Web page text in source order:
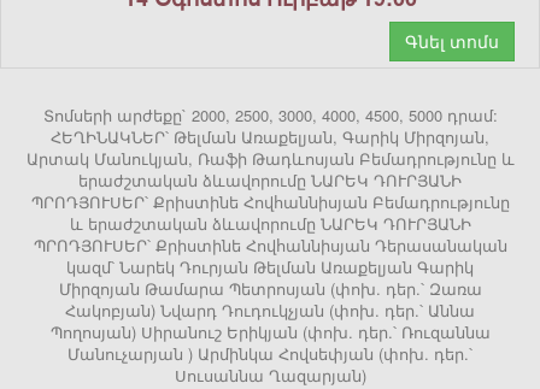
Գնել տոմս
Տոմսերի արժեքը` 2000, 2500, 3000, 4000, 4500, 5000 դրամ:
ՀԵՂԻՆԱԿՆԵՐ՝ Թելման Առաքելյան, Գարիկ Միրզոյան,
Արտակ Մանուկյան, Ռաֆի Թադևոսյան Բեմադրությունը և
երաժշտական ձևավորումը ՆԱՐԵԿ ԴՈՒՐՅԱՆԻ
ՊՐՈԴՅՈՒՍԵՐ՝ Քրիստինե Հովհաննիսյան Բեմադրությունը
և երաժշտական ձևավորումը ՆԱՐԵԿ ԴՈՒՐՅԱՆԻ
ՊՐՈԴՅՈՒՍԵՐ՝ Քրիստինե Հովհաննիսյան Դերասանական
կազմ՝ Նարեկ Դուրյան Թելման Առաքելյան Գարիկ
Միրզոյան Թամարա Պետրոսյան (փոխ. դեր.՝ Զառա
Հակոբյան) Նվարդ Դուդուկչյան (փոխ. դեր.՝ Աննա
Պողոսյան) Սիրանուշ Երիկյան (փոխ. դեր.՝ Ռուզաննա
Մանուչարյան ) Արմինկա Հովսեփյան (փոխ. դեր.՝
Սուսաննա Ղազարյան)